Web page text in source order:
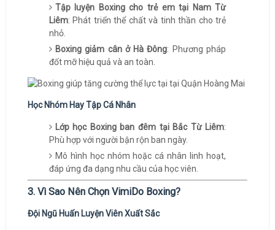
Tập luyện Boxing cho trẻ em tại Nam Từ
Liêm: Phát triển thể chất và tinh thần cho trẻ
nhỏ.
Boxing giảm cân ở Hà Đông: Phương pháp
đốt mỡ hiệu quả và an toàn.
Học Nhóm Hay Tập Cá Nhân
Lớp học Boxing ban đêm tại Bắc Từ Liêm:
Phù hợp với người bận rộn ban ngày.
Mô hình học nhóm hoặc cá nhân linh hoạt,
đáp ứng đa dạng nhu cầu của học viên.
3. Vì Sao Nên Chọn VimiDo Boxing?
Đội Ngũ Huấn Luyện Viên Xuất Sắc